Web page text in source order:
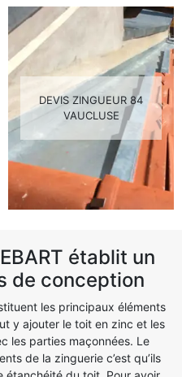
DEVIS ZINGUEUR 84
VAUCLUSE
établit un
de conception
les principaux éléments
y ajouter le toit en zinc et les
les parties maçonnées. Le
de la zinguerie c’est qu’ils